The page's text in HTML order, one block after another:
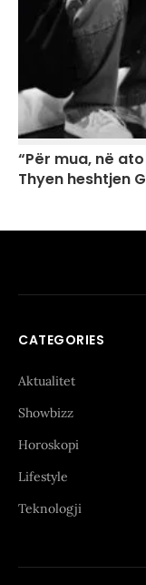
“Për mua, në
Thyen heshtjen
CATEGORIES
Aktualitet
Showbizz
Horoskopi
Lifestyle
Teknologji